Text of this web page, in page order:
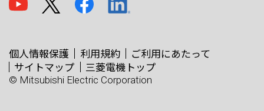
個人情報保護 利用規約
ご利用にあたって
サイトマップ
三菱電機トップ
© Mitsubishi Electric Corporation